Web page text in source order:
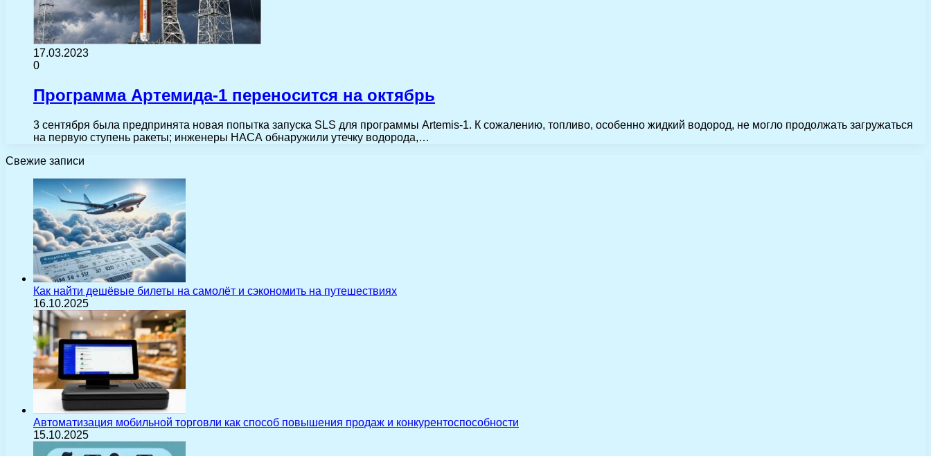
17.03.2023
0
Программа Артемида-1 переносится на октябрь
3 сентября была предпринята новая попытка запуска SLS для программы Artemis-1. К сожалению, топливо, особенно жидкий водород, не могло продолжать загружаться
на первую ступень ракеты; инженеры НАСА обнаружили утечку водорода,…
Свежие записи
Как найти дешёвые билеты на самолёт и сэкономить на путешествиях
16.10.2025
Автоматизация мобильной торговли как способ повышения продаж и конкурентоспособности
15.10.2025